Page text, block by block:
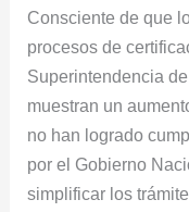
Consciente de que
procesos de
Superintendencia
muestran un
no han logrado
por el Gobierno
simplificar los